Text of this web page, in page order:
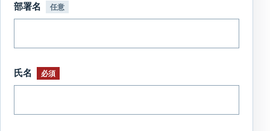
部署名 任意
氏名 必須